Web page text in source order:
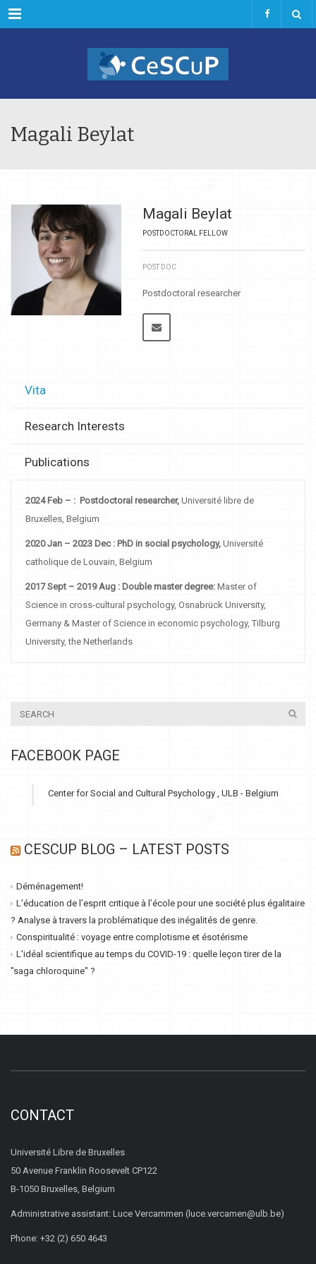
Menu
Magali Beylat
Magali Beylat
POSTDOCTORAL FELLOW
POST DOC
Postdoctoral researcher
Vita
Research Interests
Publications
2024 Feb – : Postdoctoral researcher, Université libre de
Bruxelles, Belgium
2020 Jan – 2023 Dec : PhD in social psychology, Université
catholique de Louvain, Belgium
2017 Sept – 2019 Aug : Double master degree: Master of
Science in cross-cultural psychology, Osnabrück University,
Germany & Master of Science in economic psychology, Tilburg
University, the Netherlands
FACEBOOK PAGE
Center for Social and Cultural Psychology , ULB - Belgium
CESCUP BLOG – LATEST POSTS
Déménagement!
L’éducation de l’esprit critique à l’école pour une société plus égalitaire
? Analyse à travers la problématique des inégalités de genre.
Conspiritualité : voyage entre complotisme et ésotérisme
L'idéal scientifique au temps du COVID-19 : quelle leçon tirer de la
"saga chloroquine" ?
CONTACT
Université Libre de Bruxelles
50 Avenue Franklin Roosevelt CP122
B-1050 Bruxelles, Belgium
Administrative assistant: Luce Vercammen (luce.vercamen@ulb.be)
Phone: +32 (2) 650 4643